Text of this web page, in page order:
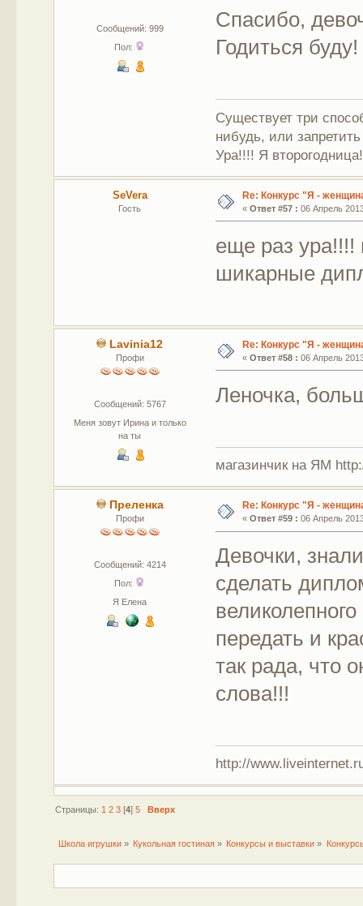
Сообщений: 999
Пол:
Спасибо,
Годиться буду!
Существует три
нибудь, или
Ура!!!! Я
SeVera
Гость
Re: Конкурс "Я -
« Ответ #57 : 06 Апрель
еще раз ура!!!!
шикарные
Lavinia12
Профи
Сообщений: 5767
Меня зовут Ирина и только
на ты
Re: Конкурс "Я -
« Ответ #58 : 06 Апрель
Леночка,
магазинчик на ЯМ
Преленка
Профи
Сообщений: 4214
Пол:
Я Елена
Re: Конкурс "Я -
« Ответ #59 : 06 Апрель
Девочки,
сделать
передать и
так рада, что
слова!!!
http://
Страницы: 1 2 3[4] 5 Вверх
Школа игрушки» Кукольная гостиная » Конкурсы и выставки »